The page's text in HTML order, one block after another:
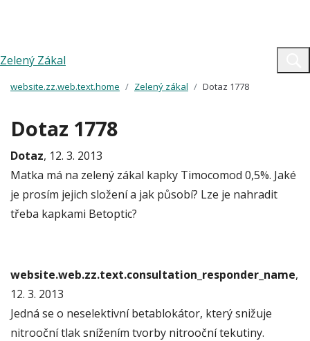
Zelený Zákal
website.zz.web.text.home Zelený zákal Dotaz 1778
Dotaz 1778
Dotaz, 12. 3. 2013
Matka má na zelený zákal kapky Timocomod 0,5%. Jaké
je prosím jejich složení a jak působí? Lze je nahradit
třeba kapkami Betoptic?
website.web.zz.text.consultation_responder_name,
12. 3. 2013
Jedná se o neselektivní betablokátor, který snižuje
nitrooční tlak snížením tvorby nitrooční tekutiny.